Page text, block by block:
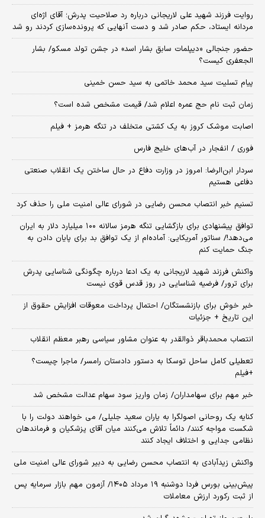
روایت فرزند شهید علی لاریجانی درباره رد صلاحیت پدرش؛ آقای اژه‌ای
مردانه ایستاد، حکم صادر شد و دست آنهایی که پرونده‌سازی کردند رو شد
حضور جنجالی «دیپلمات سابق بشار اسد» در جشن تولد مسکو/ بشار
الجعفری کیست؟
پیام تسلیت سید محمد خاتمی به سید حسن خمینی
زمان ثبت‌ نام حج عمره اعلام شد/ قیمت مشخص شده است؟
اصابت موشک کروز به یک کشتی متخلف در تنگه هرمز + فیلم
فوری / انفجار در آب‌های خلیج فارس
سردار ابن‌الرضا: امروز در وزارت دفاع در حال ساختن یک انقلاب صنعتی
دفاعی هستیم
تسنیم خبر انتصاب محسن رضایی در شورای عالی امنیت ملی را حذف کرد
توافق پیشنهادی برای بازگشایی تنگه هرمز سالانه ۱۰۰ میلیارد دلار به ایران
می‌دهد!/ سناتور آمریکایی: آماده‌ام از یک توافق بد برای پایان دادن به
جنگ حمایت کنم
واکنش فرزند شهید لاریجانی به یک ادعا درباره چگونگی شناسایی پدرش
برای ترور/ فرضیه شناسایی در روز قدس قوی نیست
خبر خوش برای بازنشستگان/ احتمال پرداخت معوقات افزایش حقوق از
این تاریخ + جزئیات
انتصاب محمدباقر ذوالقدر به عنوان مشاور سیاسی رهبر معظم انقلاب
تعطیلی کامل ساحل توسکا به دستور دادستان رامسر/ ماجرا چیست؟
+فیلم
خبر مهم برای سهامداران/ زمان واریز سود سهام عدالت مشخص شد
کنایه یک روحانی اصولگرا به یاران سعید جلیلی/ می خواهند دولت را با
شکست مواجه کنند/ دائماً تلاش می‌کنند میان آقای پزشکیان و فرماندهان
نظامی جدایی و اختلاف ایجاد کنند
واکنش زیدآبادی به انتصاب محسن رضایی به دبیر شورای عالی امنیت ملی
​پیش‌بینی بورس فردا دوشنبه ۱۹ مرداد ۱۴۰۵/ آزمون مهم بازار سرمایه پس
از ثبت رکورد ارزش معاملات